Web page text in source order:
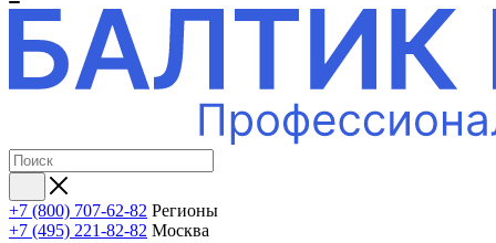
+7 (800) 707-62-82 Регионы
+7 (495) 221-82-82 Москва